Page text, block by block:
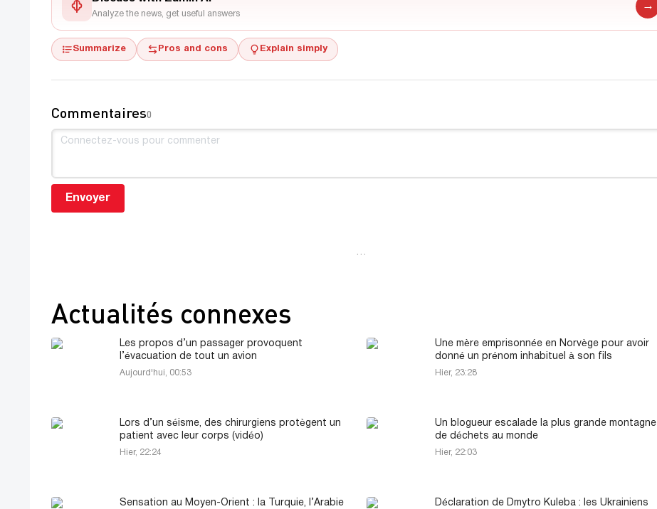
Analyze the news, get useful answers
→
Summarize Pros and cons Explain simply
Commentaires0
Envoyer
…
Actualités connexes
Les propos d’un passager provoquent
l’évacuation de tout un avion
Aujourd'hui, 00:53
Une mère emprisonnée en Norvège pour avoir
donné un prénom inhabituel à son fils
Hier, 23:28
Lors d’un séisme, des chirurgiens protègent un
patient avec leur corps (vidéo)
Hier, 22:24
Un blogueur escalade la plus grande montagne
de déchets au monde
Hier, 22:03
Sensation au Moyen-Orient : la Turquie, l’Arabie
Déclaration de Dmytro Kuleba : les Ukrainiens